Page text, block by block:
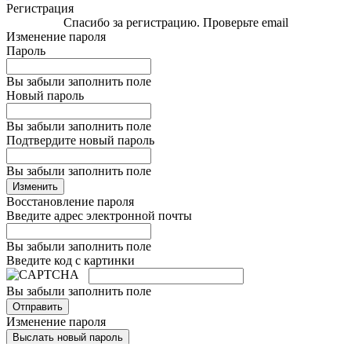
Регистрация
Спасибо за регистрацию. Проверьте email
Изменение пароля
Пароль
Вы забыли заполнить поле
Новый пароль
Вы забыли заполнить поле
Подтвердите новый пароль
Вы забыли заполнить поле
Изменить
Восстановление пароля
Введите адрес электронной почты
Вы забыли заполнить поле
Введите код с картинки
Вы забыли заполнить поле
Отправить
Изменение пароля
Выслать новый пароль